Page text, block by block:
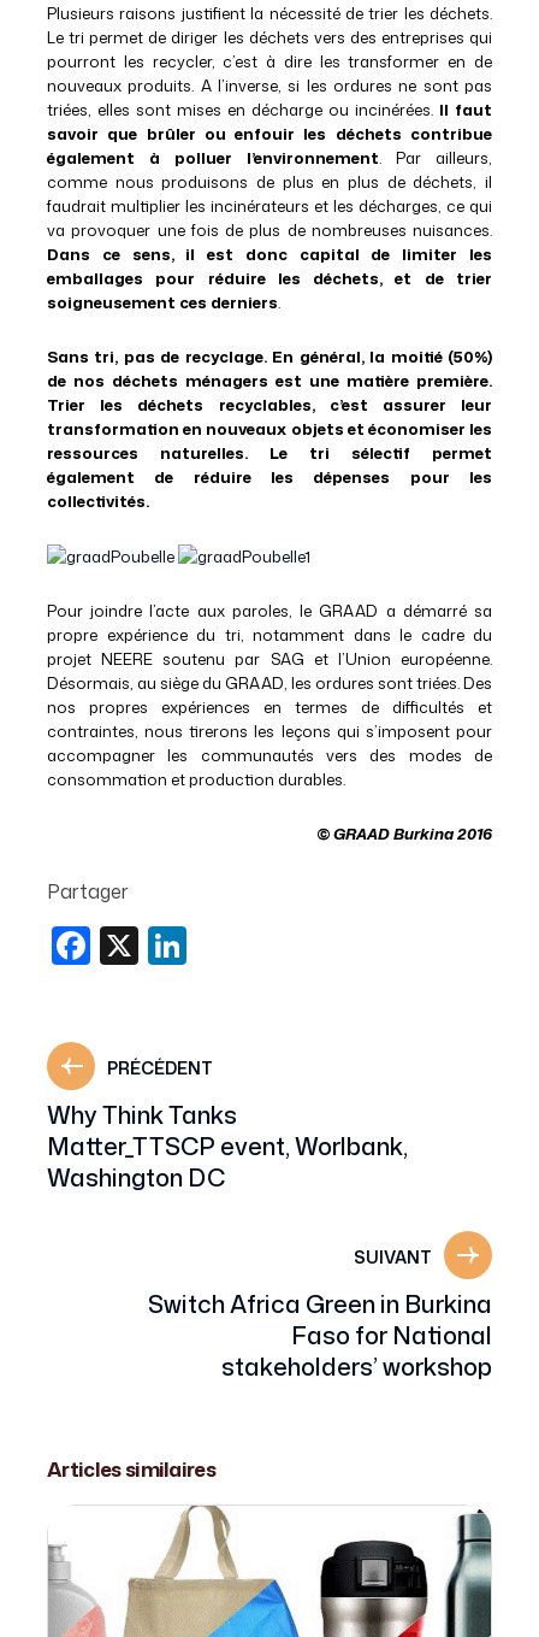
Plusieurs raisons justifient la nécessité de trier les déchets.
Le tri permet de diriger les déchets vers des entreprises qui
pourront les recycler, c’est à dire les transformer en de
nouveaux produits. A l’inverse, si les ordures ne sont pas
triées, elles sont mises en décharge ou incinérées. Il faut
savoir que brûler ou enfouir les déchets contribue
également à polluer l’environnement. Par ailleurs,
comme nous produisons de plus en plus de déchets, il
faudrait multiplier les incinérateurs et les décharges, ce qui
va provoquer une fois de plus de nombreuses nuisances.
Dans ce sens, il est donc capital de limiter les
emballages pour réduire les déchets, et de trier
soigneusement ces derniers.
Sans tri, pas de recyclage. En général, la moitié (50%)
de nos déchets ménagers est une matière première.
Trier les déchets recyclables, c’est assurer leur
transformation en nouveaux objets et économiser les
ressources naturelles. Le tri sélectif permet
également de réduire les dépenses pour les
collectivités.
Pour joindre l’acte aux paroles, le GRAAD a démarré sa
propre expérience du tri, notamment dans le cadre du
projet NEERE soutenu par SAG et l’Union européenne.
Désormais, au siège du GRAAD, les ordures sont triées. Des
nos propres expériences en termes de difficultés et
contraintes, nous tirerons les leçons qui s’imposent pour
accompagner les communautés vers des modes de
consommation et production durables.
© GRAAD Burkina 2016
Partager
Facebook
X
PRÉCÉDENT
Why Think Tanks
Matter_TTSCP event, Worlbank,
Washington DC
SUIVANT
Switch Africa Green in Burkina
Faso for National
stakeholders’ workshop
Articles similaires
Forum International Jeunesse Et Emplois
Verts: De L’idée Au Développ...